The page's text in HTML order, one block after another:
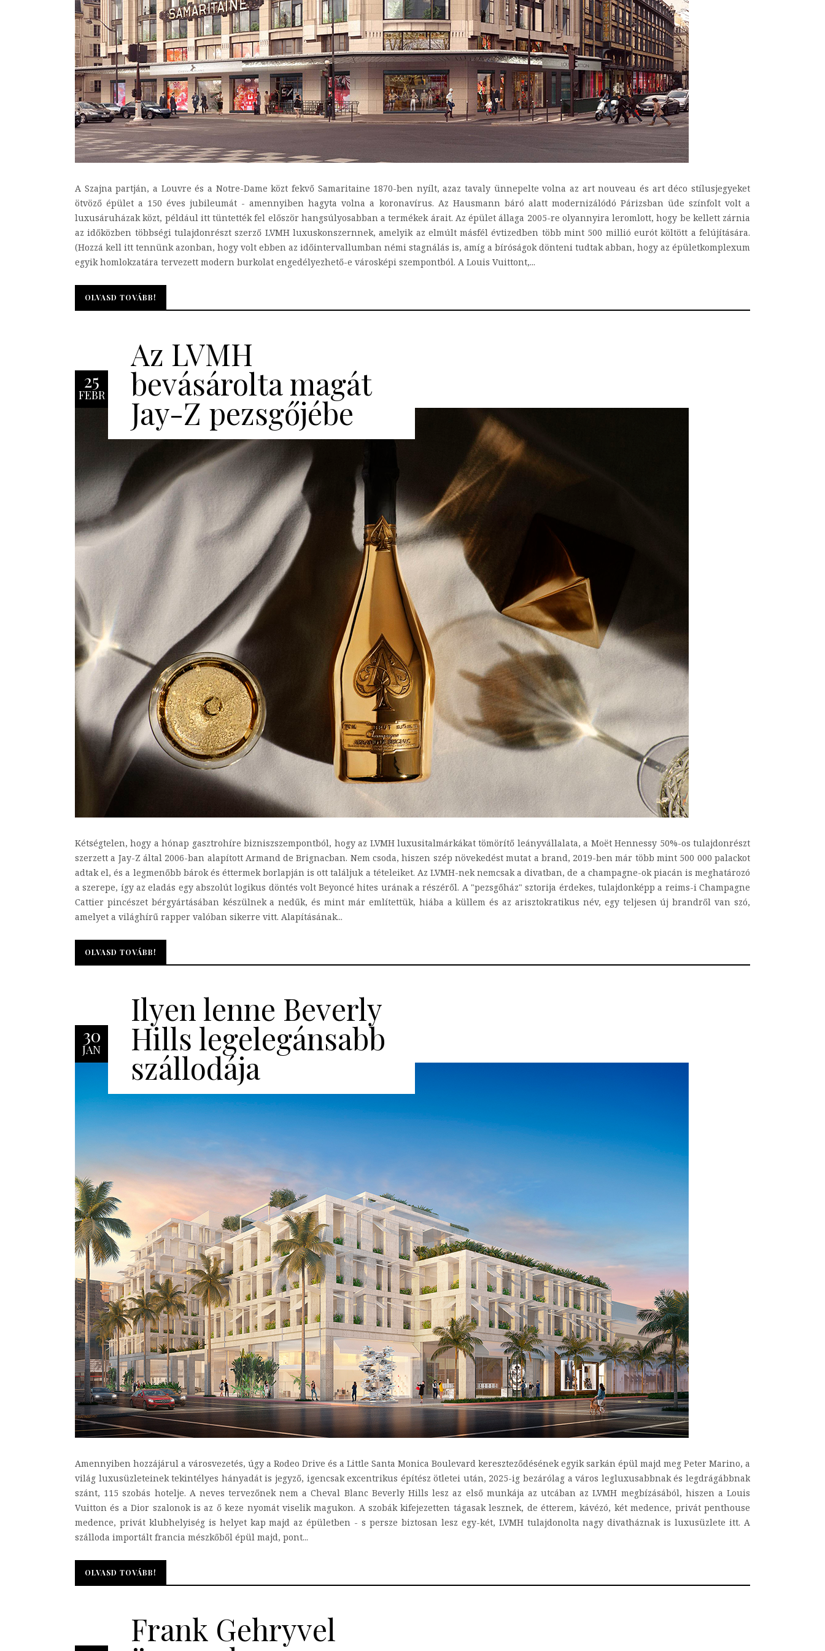
A Szajna partján, a Louvre és a Notre-Dame közt fekvő Samaritaine 1870-ben nyílt, azaz tavaly ünnepelte volna az art nouveau és art déco stílusjegyeket
ötvöző épület a 150 éves jubileumát - amennyiben hagyta volna a koronavírus. Az Hausmann báró alatt modernizálódó Párizsban üde színfolt volt a
luxusáruházak közt, például itt tüntették fel először hangsúlyosabban a termékek árait. Az épület állaga 2005-re olyannyira leromlott, hogy be kellett zárnia
az időközben többségi tulajdonrészt szerző LVMH luxuskonszernnek, amelyik az elmúlt másfél évtizedben több mint 500 millió eurót költött a felújítására.
(Hozzá kell itt tennünk azonban, hogy volt ebben az időintervallumban némi stagnálás is, amíg a bíróságok dönteni tudtak abban, hogy az épületkomplexum
egyik homlokzatára tervezett modern burkolat engedélyezhető-e városképi szempontból. A Louis Vuittont,...
OLVASD TOVÁBB!
OLVASD TOVÁBB!
25
FEBR
Az LVMH
bevásárolta magát
Jay-Z pezsgőjébe
Kétségtelen, hogy a hónap gasztrohíre bizniszszempontból, hogy az LVMH luxusitalmárkákat tömörítő leányvállalata, a Moët Hennessy 50%-os tulajdonrészt
szerzett a Jay-Z által 2006-ban alapított Armand de Brignacban. Nem csoda, hiszen szép növekedést mutat a brand, 2019-ben már több mint 500 000 palackot
adtak el, és a legmenőbb bárok és éttermek borlapján is ott találjuk a tételeiket. Az LVMH-nek nemcsak a divatban, de a champagne-ok piacán is meghatározó
a szerepe, így az eladás egy abszolút logikus döntés volt Beyoncé hites urának a részéről. A "pezsgőház" sztorija érdekes, tulajdonképp a reims-i Champagne
Cattier pincészet bérgyártásában készülnek a nedűk, és mint már említettük, hiába a küllem és az arisztokratikus név, egy teljesen új brandről van szó,
amelyet a világhírű rapper valóban sikerre vitt. Alapításának...
OLVASD TOVÁBB!
OLVASD TOVÁBB!
30
JAN
Ilyen lenne Beverly
Hills legelegánsabb
szállodája
Amennyiben hozzájárul a városvezetés, úgy a Rodeo Drive és a Little Santa Monica Boulevard kereszteződésének egyik sarkán épül majd meg Peter Marino, a
világ luxusüzleteinek tekintélyes hányadát is jegyző, igencsak excentrikus építész ötletei után, 2025-ig bezárólag a város legluxusabbnak és legdrágábbnak
szánt, 115 szobás hotelje. A neves tervezőnek nem a Cheval Blanc Beverly Hills lesz az első munkája az utcában az LVMH megbízásából, hiszen a Louis
Vuitton és a Dior szalonok is az ő keze nyomát viselik magukon. A szobák kifejezetten tágasak lesznek, de étterem, kávézó, két medence, privát penthouse
medence, privát klubhelyiség is helyet kap majd az épületben - s persze biztosan lesz egy-két, LVMH tulajdonolta nagy divatháznak is luxusüzlete itt. A
szálloda importált francia mészkőből épül majd, pont...
OLVASD TOVÁBB!
OLVASD TOVÁBB!
Frank Gehryvel